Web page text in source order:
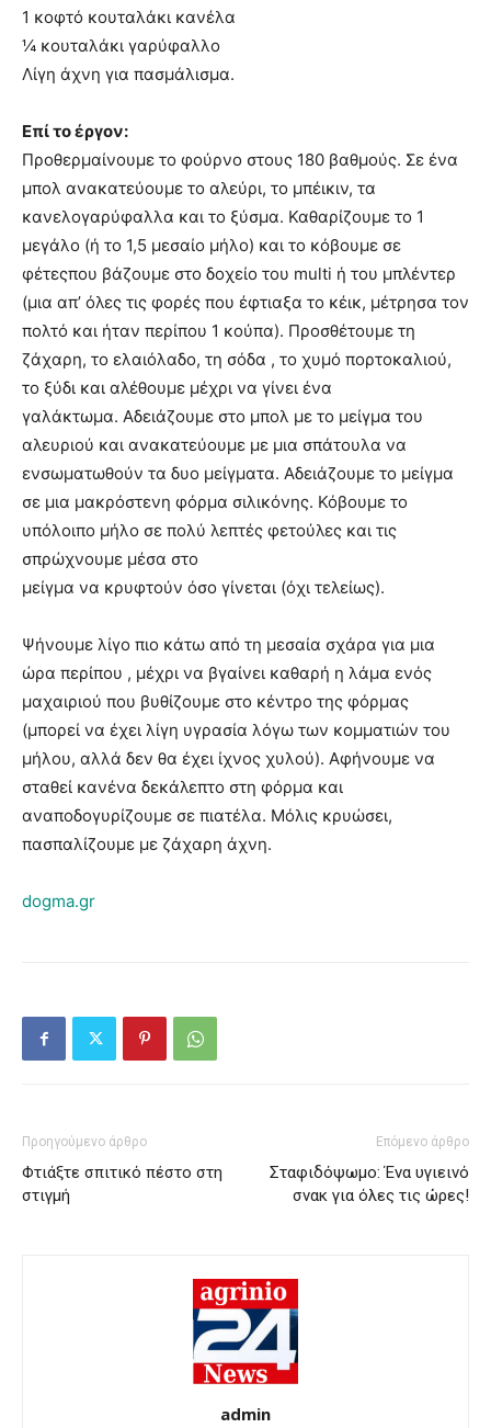
1 κοφτό κουταλάκι κανέλα
¼ κουταλάκι γαρύφαλλο
Λίγη άχνη για πασμάλισμα.
Επί το έργον:
Προθερμαίνουμε το φούρνο στους 180 βαθμούς. Σε ένα
μπολ ανακατεύουμε το αλεύρι, το μπέικιν, τα
κανελογαρύφαλλα και το ξύσμα. Καθαρίζουμε το 1
μεγάλο (ή το 1,5 μεσαίο μήλο) και το κόβουμε σε
φέτεςπου βάζουμε στο δοχείο του multi ή του μπλέντερ
(μια απ’ όλες τις φορές που έφτιαξα το κέικ, μέτρησα τον
πολτό και ήταν περίπου 1 κούπα). Προσθέτουμε τη
ζάχαρη, το ελαιόλαδο, τη σόδα , το χυμό πορτοκαλιού,
το ξύδι και αλέθουμε μέχρι να γίνει ένα
γαλάκτωμα. Αδειάζουμε στο μπολ με το μείγμα του
αλευριού και ανακατεύουμε με μια σπάτουλα να
ενσωματωθούν τα δυο μείγματα. Αδειάζουμε το μείγμα
σε μια μακρόστενη φόρμα σιλικόνης. Κόβουμε το
υπόλοιπο μήλο σε πολύ λεπτές φετούλες και τις
σπρώχνουμε μέσα στο
μείγμα να κρυφτούν όσο γίνεται (όχι τελείως).
Ψήνουμε λίγο πιο κάτω από τη μεσαία σχάρα για μια
ώρα περίπου , μέχρι να βγαίνει καθαρή η λάμα ενός
μαχαιριού που βυθίζουμε στο κέντρο της φόρμας
(μπορεί να έχει λίγη υγρασία λόγω των κομματιών του
μήλου, αλλά δεν θα έχει ίχνος χυλού). Αφήνουμε να
σταθεί κανένα δεκάλεπτο στη φόρμα και
αναποδογυρίζουμε σε πιατέλα. Μόλις κρυώσει,
πασπαλίζουμε με ζάχαρη άχνη.
dogma.gr
Προηγούμενο άρθρο
Φτιάξτε σπιτικό πέστο στη
στιγμή
Επόμενο άρθρο
Σταφιδόψωμο: Ένα υγιεινό
σνακ για όλες τις ώρες!
admin